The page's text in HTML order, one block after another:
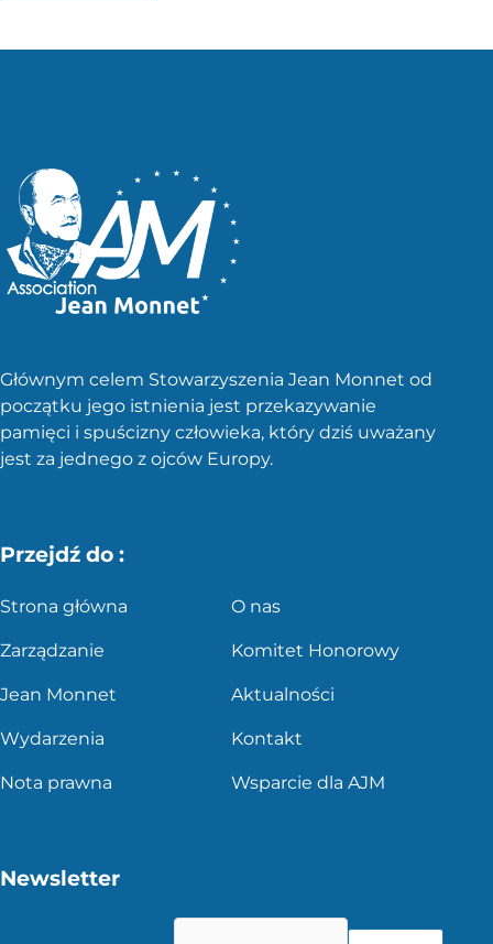
Głównym celem Stowarzyszenia Jean Monnet od
początku jego istnienia jest przekazywanie
pamięci i spuścizny człowieka, który dziś uważany
jest za jednego z ojców Europy.
Przejdź do :
Strona główna O nas
Zarządzanie Komitet Honorowy
Jean Monnet Aktualności
Wydarzenia Kontakt
Nota prawna Wsparcie dla AJM
Newsletter